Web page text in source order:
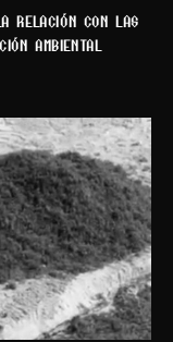
relación con las
ambiental